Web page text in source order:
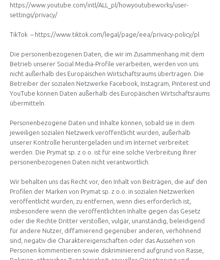
https://www.youtube.com/intl/ALL_pl/howyoutubeworks/user-
settings/privacy/
TikTok – https://www.tiktok.com/legal/page/eea/privacy-policy/pl
Die personenbezogenen Daten, die wir im Zusammenhang mit dem
Betrieb unserer Social Media-Profile verarbeiten, werden von uns
nicht außerhalb des Europäischen Wirtschaftsraums übertragen. Die
Betreiber der sozialen Netzwerke Facebook, Instagram, Pinterest und
YouTube können Daten außerhalb des Europäischen Wirtschaftsraums
übermitteln.
Personenbezogene Daten und Inhalte können, sobald sie in dem
jeweiligen sozialen Netzwerk veröffentlicht wurden, außerhalb
unserer Kontrolle heruntergeladen und im Internet verbreitet
werden. Die Prymat sp. z o.o. ist für eine solche Verbreitung Ihrer
personenbezogenen Daten nicht verantwortlich.
Wir behalten uns das Recht vor, den Inhalt von Beiträgen, die auf den
Profilen der Marken von Prymat sp. z o.o. in sozialen Netzwerken
veröffentlicht wurden, zu entfernen, wenn dies erforderlich ist,
insbesondere wenn die veröffentlichten Inhalte gegen das Gesetz
oder die Rechte Dritter verstoßen, vulgär, unanständig, beleidigend
für andere Nutzer, diffamierend gegenüber anderen, verhöhnend
sind, negativ die Charaktereigenschaften oder das Aussehen von
Personen kommentieren sowie diskriminierend aufgrund von Rasse,